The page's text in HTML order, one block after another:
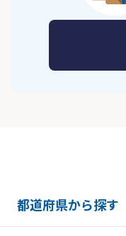
都道府県から探す